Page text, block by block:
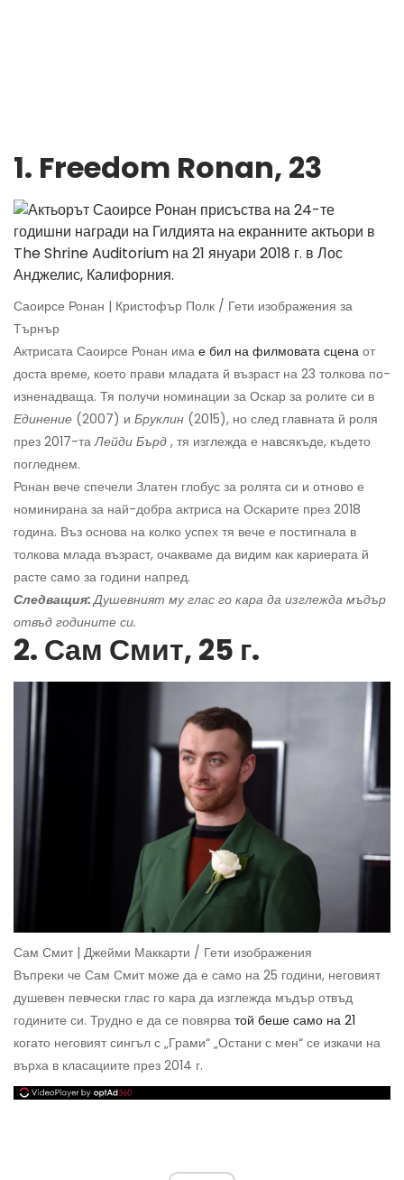
1. Freedom Ronan, 23
Саоирсе Ронан | Кристофър Полк / Гети изображения за
Търнър
Актрисата Саоирсе Ронан има е бил на филмовата сцена от
доста време, което прави младата й възраст на 23 толкова по-
изненадваща. Тя получи номинации за Оскар за ролите си в
Единение (2007) и Бруклин (2015), но след главната й роля
през 2017-таЛейди Бърд , тя изглежда е навсякъде, където
погледнем.
Ронан вече спечели Златен глобус за ролята си и отново е
номинирана за най-добра актриса на Оскарите през 2018
година. Въз основа на колко успех тя вече е постигнала в
толкова млада възраст, очакваме да видим как кариерата й
расте само за години напред.
Следващия: Душевният му глас го кара да изглежда мъдър
отвъд годините си.
2. Сам Смит, 25 г.
Сам Смит | Джейми Маккарти / Гети изображения
Въпреки че Сам Смит може да е само на 25 години, неговият
душевен певчески глас го кара да изглежда мъдър отвъд
годините си. Трудно е да се повярва той беше само на 21
когато неговият сингъл с „Грами“ „Остани с мен“ се изкачи на
върха в класациите през 2014 г.